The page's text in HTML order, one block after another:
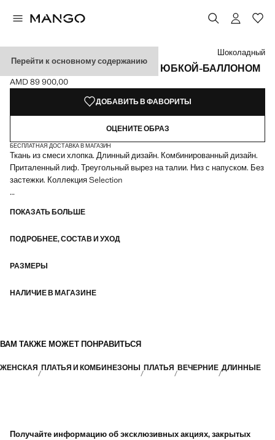
Перейти к основному содержанию
ПОЛУПРОЗРАЧНОЕ ПЛАТЬЕ С ЮБКОЙ-БАЛЛОНОМ
Текущая цена [AMD 89 900,00 ]
AMD 89 900,00
Выберите цвет
Выбранный цвет: Шоколадный
Шоколадный
ДОБАВИТЬ В ФАВОРИТЫ
ОЦЕНИТЕ ОБРАЗ
БЕСПЛАТНАЯ ДОСТАВКА В МАГАЗИН
Ткань из смеси хлопка. Длинный дизайн. Комбинированный дизайн.
Приталенный лиф. Треугольный вырез на талии. Низ с напуском. Без
застежки. Коллекция Selection
женственного и современного гардероба для особых случаев
ПОКАЗАТЬ БОЛЬШЕ
ПОДРОБНЕЕ, СОСТАВ И УХОД
РАЗМЕРЫ
НАЛИЧИЕ В МАГАЗИНЕ
ВАМ ТАКЖЕ МОЖЕТ ПОНРАВИТЬСЯ
ЖЕНСКАЯ ПЛАТЬЯ И КОМБИНЕЗОНЫ ПЛАТЬЯ ВЕЧЕРНИЕ ДЛИННЫЕ
Получайте информацию об эксклюзивных акциях, закрытых